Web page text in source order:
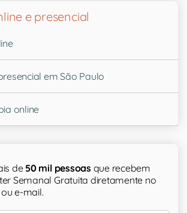
e presencial
em São Paulo
online
de 50 mil pessoasque recebem
Semanal Gratuita diretamente no
e-mail.